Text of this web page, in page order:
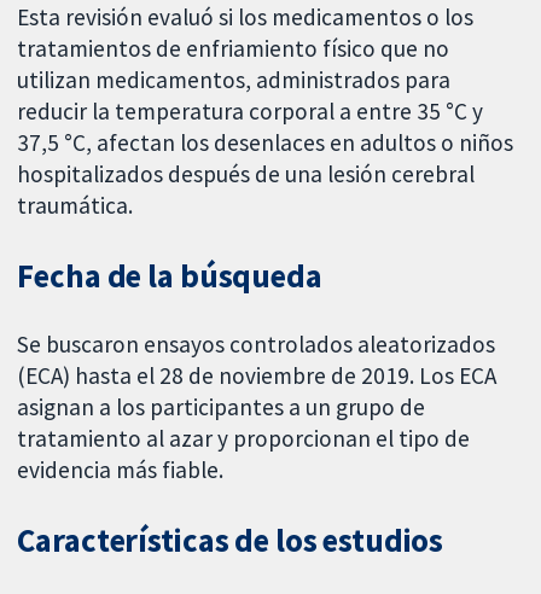
Esta revisión evaluó si los medicamentos o los
tratamientos de enfriamiento físico que no
utilizan medicamentos, administrados para
reducir la temperatura corporal a entre 35 °C y
37,5 °C, afectan los desenlaces en adultos o niños
hospitalizados después de una lesión cerebral
traumática.
Fecha de la búsqueda
Se buscaron ensayos controlados aleatorizados
(ECA) hasta el 28 de noviembre de 2019. Los ECA
asignan a los participantes a un grupo de
tratamiento al azar y proporcionan el tipo de
evidencia más fiable.
Características de los estudios